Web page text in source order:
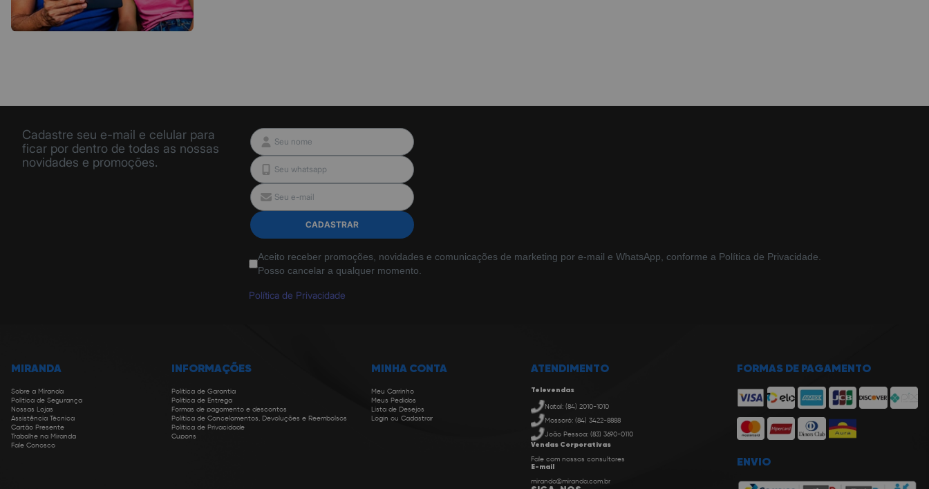
Cadastre seu e-mail e celular para
ficar por dentro de todas as nossas
novidades e promoções.
CADASTRAR
Aceito receber promoções, novidades e comunicações de marketing por e-mail e WhatsApp, conforme a Política de Privacidade.
Posso cancelar a qualquer momento.
Política de Privacidade
MIRANDA
Sobre a Miranda
Política de Segurança
Nossas Lojas
Assistência Técnica
Cartão Presente
Trabalhe na Miranda
Fale Conosco
INFORMAÇÕES
Política de Garantia
Política de Entrega
Formas de pagamento e descontos
Política de Cancelamentos, Devoluções e Reembolsos
Política de Privacidade
Cupons
MINHA CONTA
Meu Carrinho
Meus Pedidos
Lista de Desejos
Login ou Cadastrar
ATENDIMENTO
Televendas
Natal: (84) 2010-1010
Mossoró: (84) 3422-8888
João Pessoa: (83) 3690-0110
Vendas Corporativas
Fale com nossos consultores
E-mail
miranda@miranda.com.br
FORMAS DE PAGAMENTO
ENVIO